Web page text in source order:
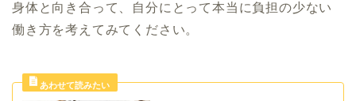
身体と向き合って、自分にとって本当に負担の少ない
働き方を考えてみてください。